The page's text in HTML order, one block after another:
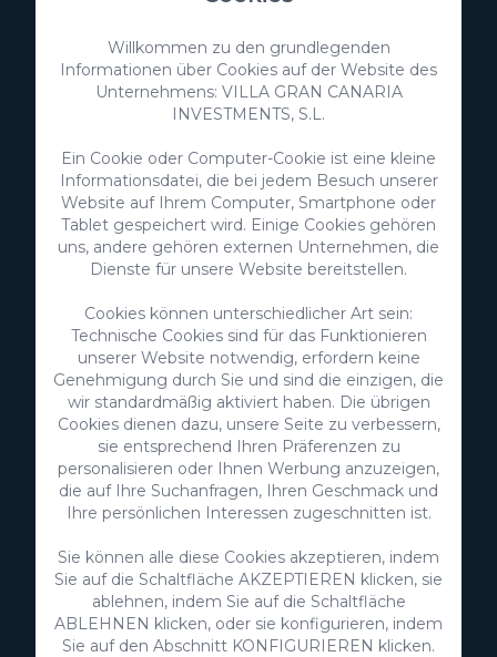
VillaGranCanaria Investments S.L.
C/ Swing Los Lagos, 9
Salobre Golf Resort
35100 Maspalomas, Gran Canaria
Kanarische Inseln, Spanien
CIF:B76226992
info@villagrancanaria.com
+34 928 380 457
+34 928 380 457
Entdecke
Immobilien
Willkommen zu den grundlegenden
Informationen über Cookies auf der Website des
Unternehmens: VILLA GRAN CANARIA
INVESTMENTS, S.L.
Ein Cookie oder Computer-Cookie ist eine kleine
Informationsdatei, die bei jedem Besuch unserer
Website auf Ihrem Computer, Smartphone oder
Tablet gespeichert wird. Einige Cookies gehören
uns, andere gehören externen Unternehmen, die
Dienste für unsere Website bereitstellen.
Cookies können unterschiedlicher Art sein:
Technische Cookies sind für das Funktionieren
unserer Website notwendig, erfordern keine
Genehmigung durch Sie und sind die einzigen, die
wir standardmäßig aktiviert haben. Die übrigen
Cookies dienen dazu, unsere Seite zu verbessern,
sie entsprechend Ihren Präferenzen zu
personalisieren oder Ihnen Werbung anzuzeigen,
die auf Ihre Suchanfragen, Ihren Geschmack und
Ihre persönlichen Interessen zugeschnitten ist.
Sie können alle diese Cookies akzeptieren, indem
Sie auf die Schaltfläche AKZEPTIEREN klicken, sie
ablehnen, indem Sie auf die Schaltfläche
ABLEHNEN klicken, oder sie konfigurieren, indem
Sie auf den Abschnitt KONFIGURIEREN klicken.